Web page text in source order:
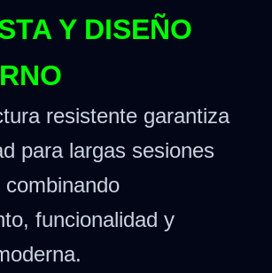
Y DISEÑO
resistente garantiza
para largas sesiones
combinando
funcionalidad y